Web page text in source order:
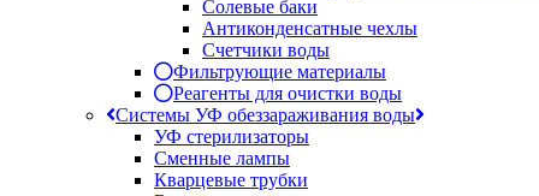
Солевые баки
Антиконденсатные чехлы
Счетчики воды
Фильтрующие материалы
Реагенты для очистки воды
Системы УФ обеззараживания воды
УФ стерилизаторы
Сменные лампы
Кварцевые трубки